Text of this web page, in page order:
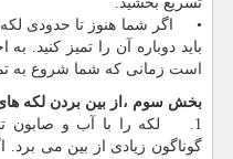
• اگر شما هنوز تا حدودی لکه
باید دوباره آن را تمیز کنید.
است زمانی که شما شروع به
بخش سوم ،از بین بردن لکه
1. لکه را با آب و صابون
گوناگون زیادی از بین می برد.